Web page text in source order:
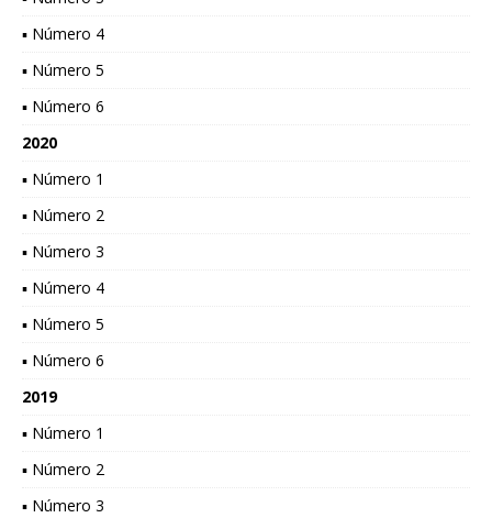
▪ Número 4
▪ Número 5
▪ Número 6
2020
▪ Número 1
▪ Número 2
▪ Número 3
▪ Número 4
▪ Número 5
▪ Número 6
2019
▪ Número 1
▪ Número 2
▪ Número 3